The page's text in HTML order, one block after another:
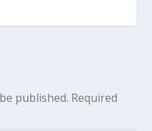
published. Required